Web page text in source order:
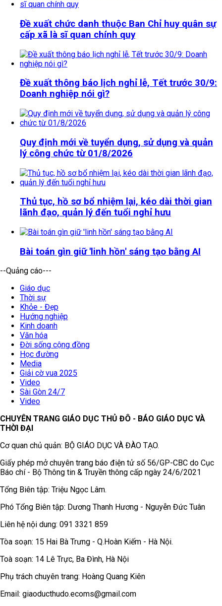
Đề xuất chức danh thuộc Ban Chỉ huy quân sự
cấp xã là sĩ quan chính quy
Đề xuất thông báo lịch nghỉ lễ, Tết trước 30/9:
Doanh nghiệp nói gì?
Quy định mới về tuyển dụng, sử dụng và quản
lý công chức từ 01/8/2026
Thủ tục, hồ sơ bổ nhiệm lại, kéo dài thời gian
lãnh đạo, quản lý đến tuổi nghỉ hưu
Bài toán gìn giữ 'linh hồn' sáng tạo bằng AI
--Quảng cáo---
Giáo dục
Thời sự
Khỏe - Đẹp
Hướng nghiệp
Kinh doanh
Văn hóa
Đời sống cộng đồng
Học đường
Media
Giải cờ vua 2025
Video
Sài Gòn 24/7
Video
CHUYÊN TRANG GIÁO DỤC THỦ ĐÔ - BÁO GIÁO DỤC VÀ
THỜI ĐẠI
Cơ quan chủ quản: BỘ GIÁO DỤC VÀ ĐÀO TẠO.
Giấy phép mở chuyên trang báo điện tử số 56/GP-CBC do Cục
Báo chí - Bộ Thông tin & Truyền thông cấp ngày 24/6/2021
Tổng Biên tập: Triệu Ngọc Lâm.
Phó Tổng Biên tập: Dương Thanh Hương - Nguyễn Đức Tuân
Liên hệ nội dung: 091 3321 859
Tòa soạn: 15 Hai Bà Trưng - Q.Hoàn Kiếm - Hà Nội.
Toà soạn: 14 Lê Trực, Ba Đình, Hà Nội
Phụ trách chuyên trang: Hoàng Quang Kiên
Email: giaoducthudo.ecoms@gmail.com